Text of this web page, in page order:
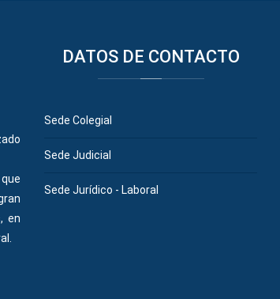
en
DATOSDE CONTACTO
Sede Colegial
Sede Judicial
Sede Jurídico - Laboral